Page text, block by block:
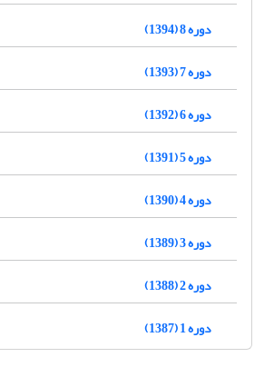
دوره 8 (1394)
دوره 7 (1393)
دوره 6 (1392)
دوره 5 (1391)
دوره 4 (1390)
دوره 3 (1389)
دوره 2 (1388)
دوره 1 (1387)